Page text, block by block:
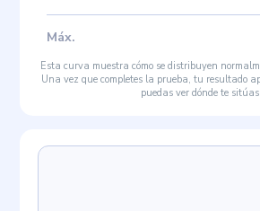
Máx.
Esta curva muestra cómo se distribuyen
Una vez que completes la prueba, tu resultado
puedas ver dónde te sitúas.